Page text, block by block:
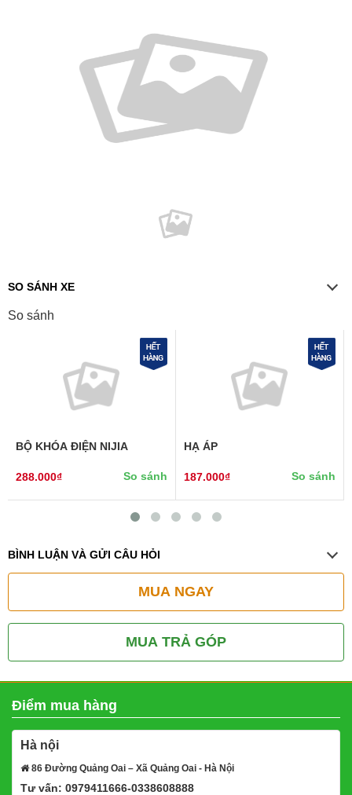
SO SÁNH XE
So sánh
BỘ KHÓA ĐIỆN NIJIA
288.000₫ So sánh
HẠ ÁP
187.000₫ So sánh
BÌNH LUẬN VÀ GỬI CÂU HỎI
MUA NGAY
MUA TRẢ GÓP
Điểm mua hàng
Hà nội
86 Đường Quảng Oai – Xã Quảng Oai - Hà Nội
Tư vấn: 0979411666-0338608888